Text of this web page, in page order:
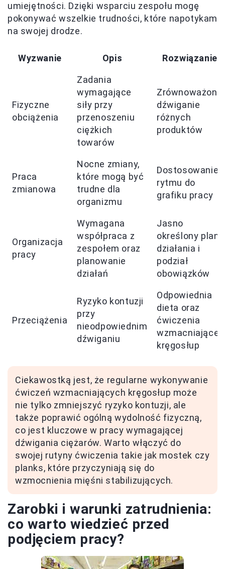
umiejętności. Dzięki wsparciu zespołu mogę
pokonywać wszelkie trudności, które napotykam
na swojej drodze.
Wyzwanie Opis Rozwiązanie
Fizyczne
obciążenia
Zadania
wymagające
siły przy
przenoszeniu
ciężkich
towarów
Zrównoważone
dźwiganie
różnych
produktów
Praca
zmianowa
Nocne zmiany,
które mogą być
trudne dla
organizmu
Dostosowanie
rytmu do
grafiku pracy
Organizacja
pracy
Wymagana
współpraca z
zespołem oraz
planowanie
działań
Jasno
określony plan
działania i
podział
obowiązków
Przeciążenia
Ryzyko kontuzji
przy
nieodpowiednim
dźwiganiu
Odpowiednia
dieta oraz
ćwiczenia
wzmacniające
kręgosłup
Ciekawostką jest, że regularne wykonywanie
ćwiczeń wzmacniających kręgosłup może
nie tylko zmniejszyć ryzyko kontuzji, ale
także poprawić ogólną wydolność fizyczną,
co jest kluczowe w pracy wymagającej
dźwigania ciężarów. Warto włączyć do
swojej rutyny ćwiczenia takie jak mostek czy
planks, które przyczyniają się do
wzmocnienia mięśni stabilizujących.
Zarobki i warunki zatrudnienia:
co warto wiedzieć przed
podjęciem pracy?